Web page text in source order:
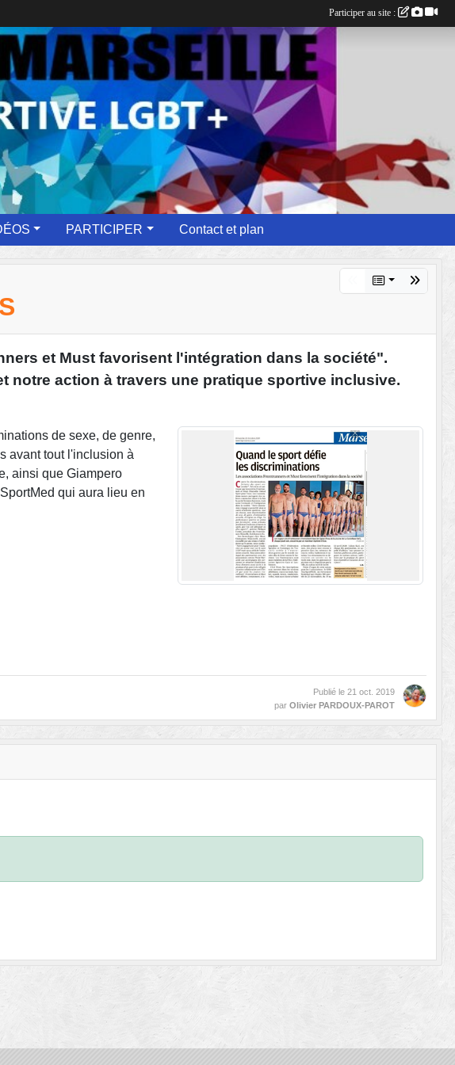
PARTICIPER Contact et plan
et Must favorisent l'intégration dans la société".
notre action à travers une pratique sportive inclusive.
de sexe, de genre,
avant tout l'inclusion à
ainsi que Giampero
qui aura lieu en
Publié le 21 oct. 2019
par Olivier PARDOUX-PAROT
Participer au site :